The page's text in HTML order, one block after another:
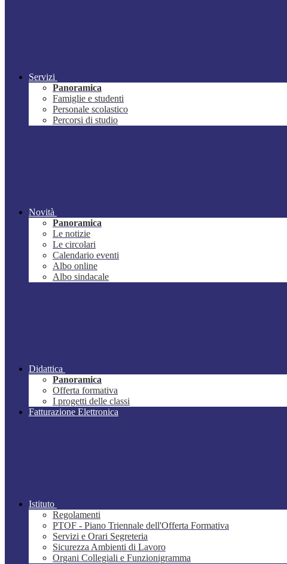
Servizi
Panoramica
Famiglie e studenti
Personale scolastico
Percorsi di studio
Novità
Panoramica
Le notizie
Le circolari
Calendario eventi
Albo online
Albo sindacale
Didattica
Panoramica
Offerta formativa
I progetti delle classi
Fatturazione Elettronica
Istituto
Regolamenti
PTOF - Piano Triennale dell'Offerta Formativa
Servizi e Orari Segreteria
Sicurezza Ambienti di Lavoro
Organi Collegiali e Funzionigramma